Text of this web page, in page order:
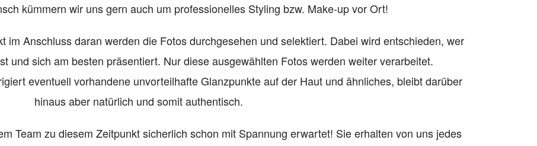
kümmern wir uns gern auch um professionelles Styling bzw. Make-up vor Ort!
im Anschluss daran werden die Fotos durchgesehen und selektiert. Dabei wird entschieden, wer
und sich am besten präsentiert. Nur diese ausgewählten Fotos werden weiter verarbeitet.
eventuell vorhandene unvorteilhafte Glanzpunkte auf der Haut und ähnliches, bleibt darüber
hinaus aber natürlich und somit authentisch.
Team zu diesem Zeitpunkt sicherlich schon mit Spannung erwartet! Sie erhalten von uns jedes